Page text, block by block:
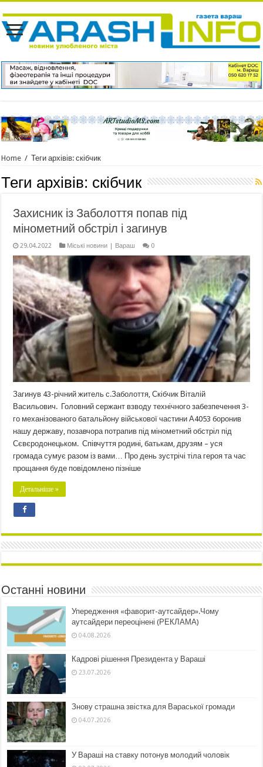
Home / Теги архівів: скібчик
Теги архівів: скібчик
Захисник із Заболоття попав під
мінометний обстріл і загинув
29.04.2022 Міські новини | Вараш 0
Загинув 43-річний житель с.Заболоття, Скібчик Віталій
Васильович. Головний сержант взводу технічного забезпечення 3-
го механізованого батальйону військової частини А4053 боронив
нашу державу, позавчора потрапив під мінометний обстріл під
Сєвєродонецьком. Співчуття родині, батькам, друзям – уся
громада сумує разом із вами… Про день зустрічі тіла героя та час
прощання буде повідомлено пізніше
Детальніше »
Останні новини
Упередження «фаворит-аутсайдер».Чому
аутсайдери переоцінені (РЕКЛАМА)
04.08.2026
Кадрові рішення Президента у Вараші
23.07.2026
Знову страшна звістка для Вараської громади
04.07.2026
У Вараші на ставку потонув молодий чоловік